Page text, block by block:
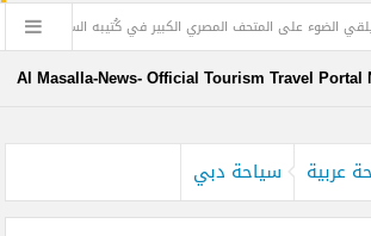
على المتحف المصري الكبير في كُتيبه السنوي
Al Masalla-News- Official Tourism Travel Portal
عربية سياحة دبي